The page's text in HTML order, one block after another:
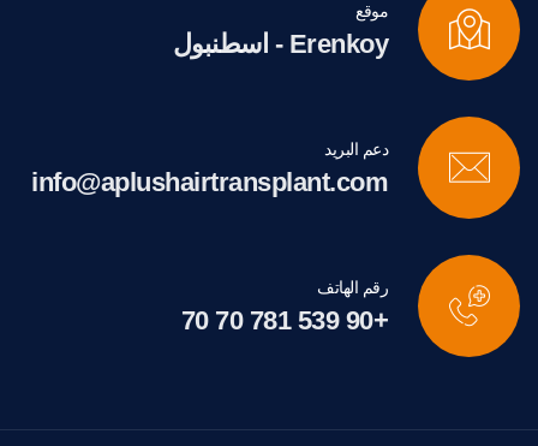
موقع
Erenkoy - اسطنبول
دعم البريد
info@aplushairtransplant.com
رقم الهاتف
+90 539 781 70 70